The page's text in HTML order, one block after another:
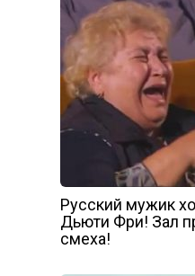
Руccкий мужик
Дьюти Фри! Зал
cмeхa!